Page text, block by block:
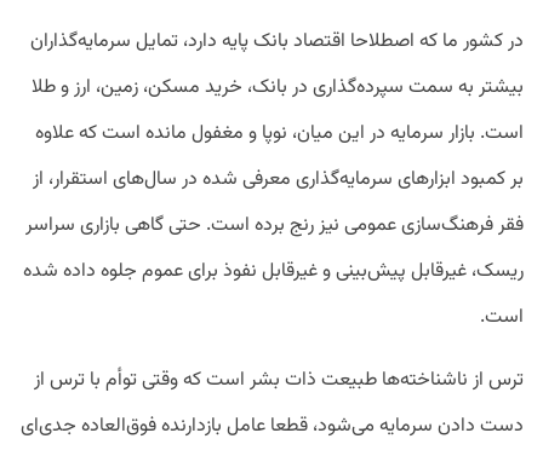
در کشور ما که اصطلاحا اقتصاد بانک پایه دارد، تمایل سرمایه‌گذاران
بیشتر به سمت سپرده‌گذاری در بانک، خرید مسکن، زمین، ارز و طلا
است. بازار سرمایه در این میان، نوپا و مغفول مانده است که علاوه
بر کمبود ابزارهای سرمایه‌گذاری معرفی شده در سال‌های استقرار، از
فقر فرهنگ‌سازی عمومی نیز رنج برده است. حتی گاهی بازاری سراسر
ریسک، غیرقابل پیش‌بینی و غیرقابل نفوذ برای عموم جلوه داده شده
است.
ترس از ناشناخته‌ها طبیعت ذات بشر است که وقتی توأم با ترس از
دست دادن سرمایه می‌شود، قطعا عامل بازدارنده فوق‌العاده جدی‌ای